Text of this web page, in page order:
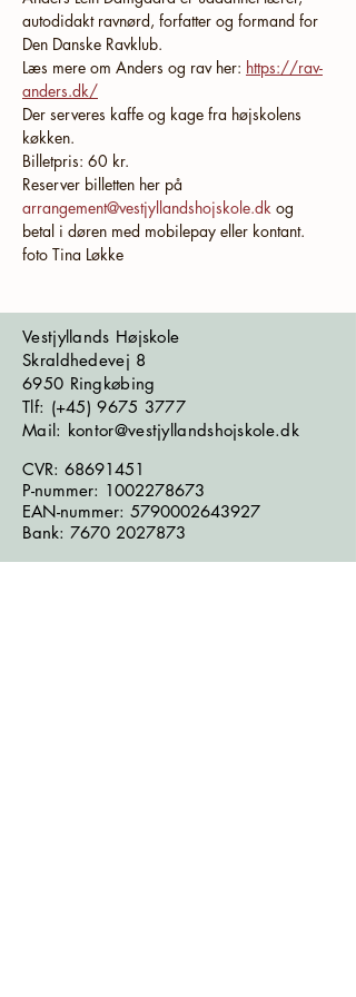
autodidakt ravnørd, forfatter og formand for
Den Danske Ravklub.
Læs mere om Anders og rav her: https://rav-
anders.dk/
Der serveres kaffe og kage fra højskolens
køkken.
Billetpris: 60 kr.
Reserver billetten her på
arrangement@vestjyllandshojskole.dk og
betal i døren med mobilepay eller kontant.
foto Tina Løkke
Vestjyllands Højskole
Skraldhedevej 8
6950 Ringkøbing
​​​Tlf: (+45)9675 3777
Mail: kontor@vestjyllandshojskole.dk
CVR: 68691451
P-nummer: 1002278673
EAN-nummer: 5790002643927
Bank: 7670 2027873